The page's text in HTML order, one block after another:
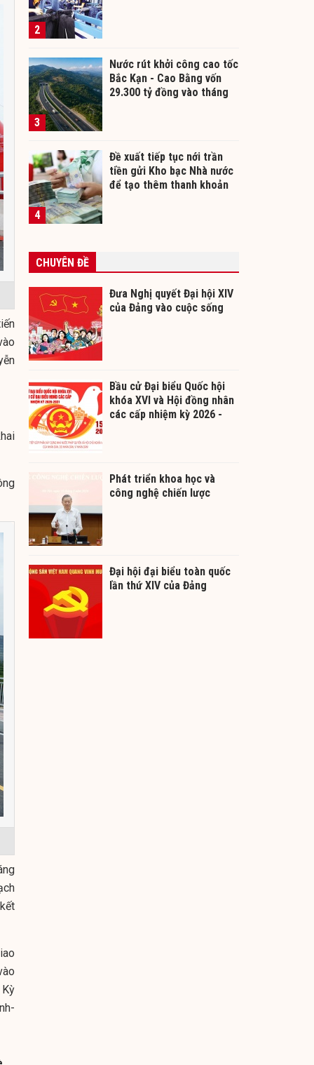
2
3
Nước rút khởi công cao tốc
Bắc Kạn - Cao Bằng vốn
29.300 tỷ đồng vào tháng
4
Đề xuất tiếp tục nới trần
tiền gửi Kho bạc Nhà nước
để tạo thêm thanh khoản
CHUYÊN ĐỀ
Đưa Nghị quyết Đại hội XIV
của Đảng vào cuộc sống
Bầu cử Đại biểu Quốc hội
khóa XVI và Hội đồng nhân
các cấp nhiệm kỳ 2026 -
Phát triển khoa học và
công nghệ chiến lược
Đại hội đại biểu toàn quốc
lần thứ XIV của Đảng